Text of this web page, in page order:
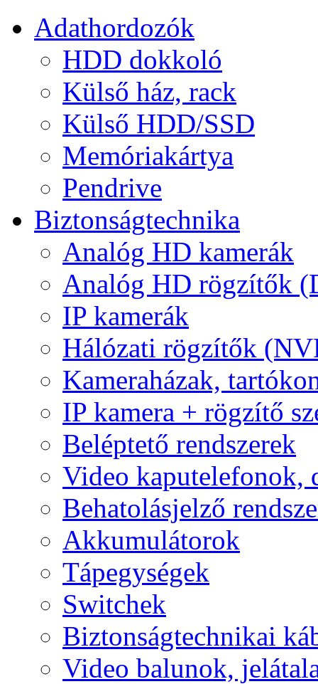
Adathordozók
HDD dokkoló
Külső ház, rack
Külső HDD/SSD
Memóriakártya
Pendrive
Biztonságtechnika
Analóg HD kamerák
Analóg HD rögzítők
IP kamerák
Hálózati rögzítők
Kameraházak,
IP kamera + rögzítő
Beléptető rendszerek
Video kaputelefonok,
Behatolásjelző
Akkumulátorok
Tápegységek
Switchek
Biztonságtechnikai
Video balunok,